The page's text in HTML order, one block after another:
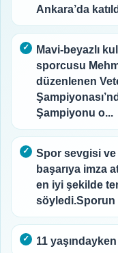
Ankara’da
Mavi-beyazlı
sporcusu
düzenlenen
Şampiyonu o...
Spor sevgisi ve
başarıya imza
en iyi şekilde
söyledi.Sporun
11